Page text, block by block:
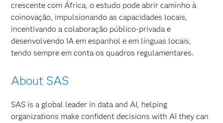
crescente com África, o estudo pode abrir caminho à
coinovação, impulsionando as capacidades locais,
incentivando a colaboração público-privada e
desenvolvendo IA em espanhol e em línguas locais,
tendo sempre em conta os quadros regulamentares.
About SAS
SAS is a global leader in data and AI, helping
organizations make confident decisions with AI they can